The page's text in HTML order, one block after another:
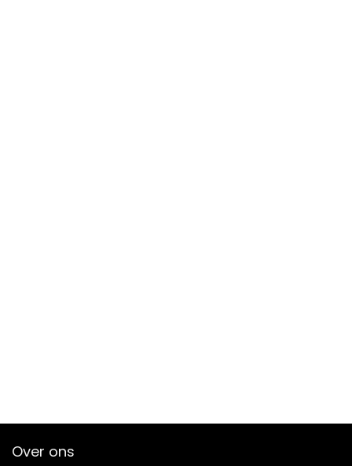
Over ons